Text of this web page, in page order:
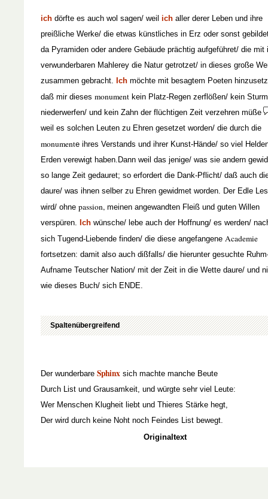
ich dörfte es auch wol sagen/ weil ich aller derer Leben und ihre
preißliche Werke/ die etwas künstliches in Erz oder sonst
da Pyramiden oder andere Gebäude prächtig aufgeführet/ die mit
verwunderbaren Mahlerey die Natur getrotzet/ in dieses große
zusammen gebracht. Ich möchte mit besagtem Poeten
daß mir dieses monument kein Platz-Regen zerflößen/ kein
niederwerfen/ und kein Zahn der flüchtigen Zeit verzehren müße
weil es solchen Leuten zu Ehren gesetzet worden/ die durch die
monumente ihres Verstands und ihrer Kunst-Hände/ so viel
Erden verewigt haben.Dann weil das jenige/ was sie andern
so lange Zeit gedauret; so erfordert die Dank-Pflicht/ daß auch
daure/ was ihnen selber zu Ehren gewidmet worden. Der Edle
wird/ ohne passion, meinen angewandten Fleiß und guten Willen
verspüren. Ich wünsche/ lebe auch der Hoffnung/ es werden/
sich Tugend-Liebende finden/ die diese angefangene Academie
fortsetzen: damit also auch dißfalls/ die hierunter gesuchte
Aufname Teutscher Nation/ mit der Zeit in die Wette daure/ und
wie dieses Buch/ sich ENDE.
Spaltenübergreifend
Der wunderbare Sphinx sich machte manche Beute
Durch List und Grausamkeit, und würgte sehr viel Leute:
Wer Menschen Klugheit liebt und Thieres Stärke hegt,
Der wird durch keine Noht noch Feindes List bewegt.
Originaltext